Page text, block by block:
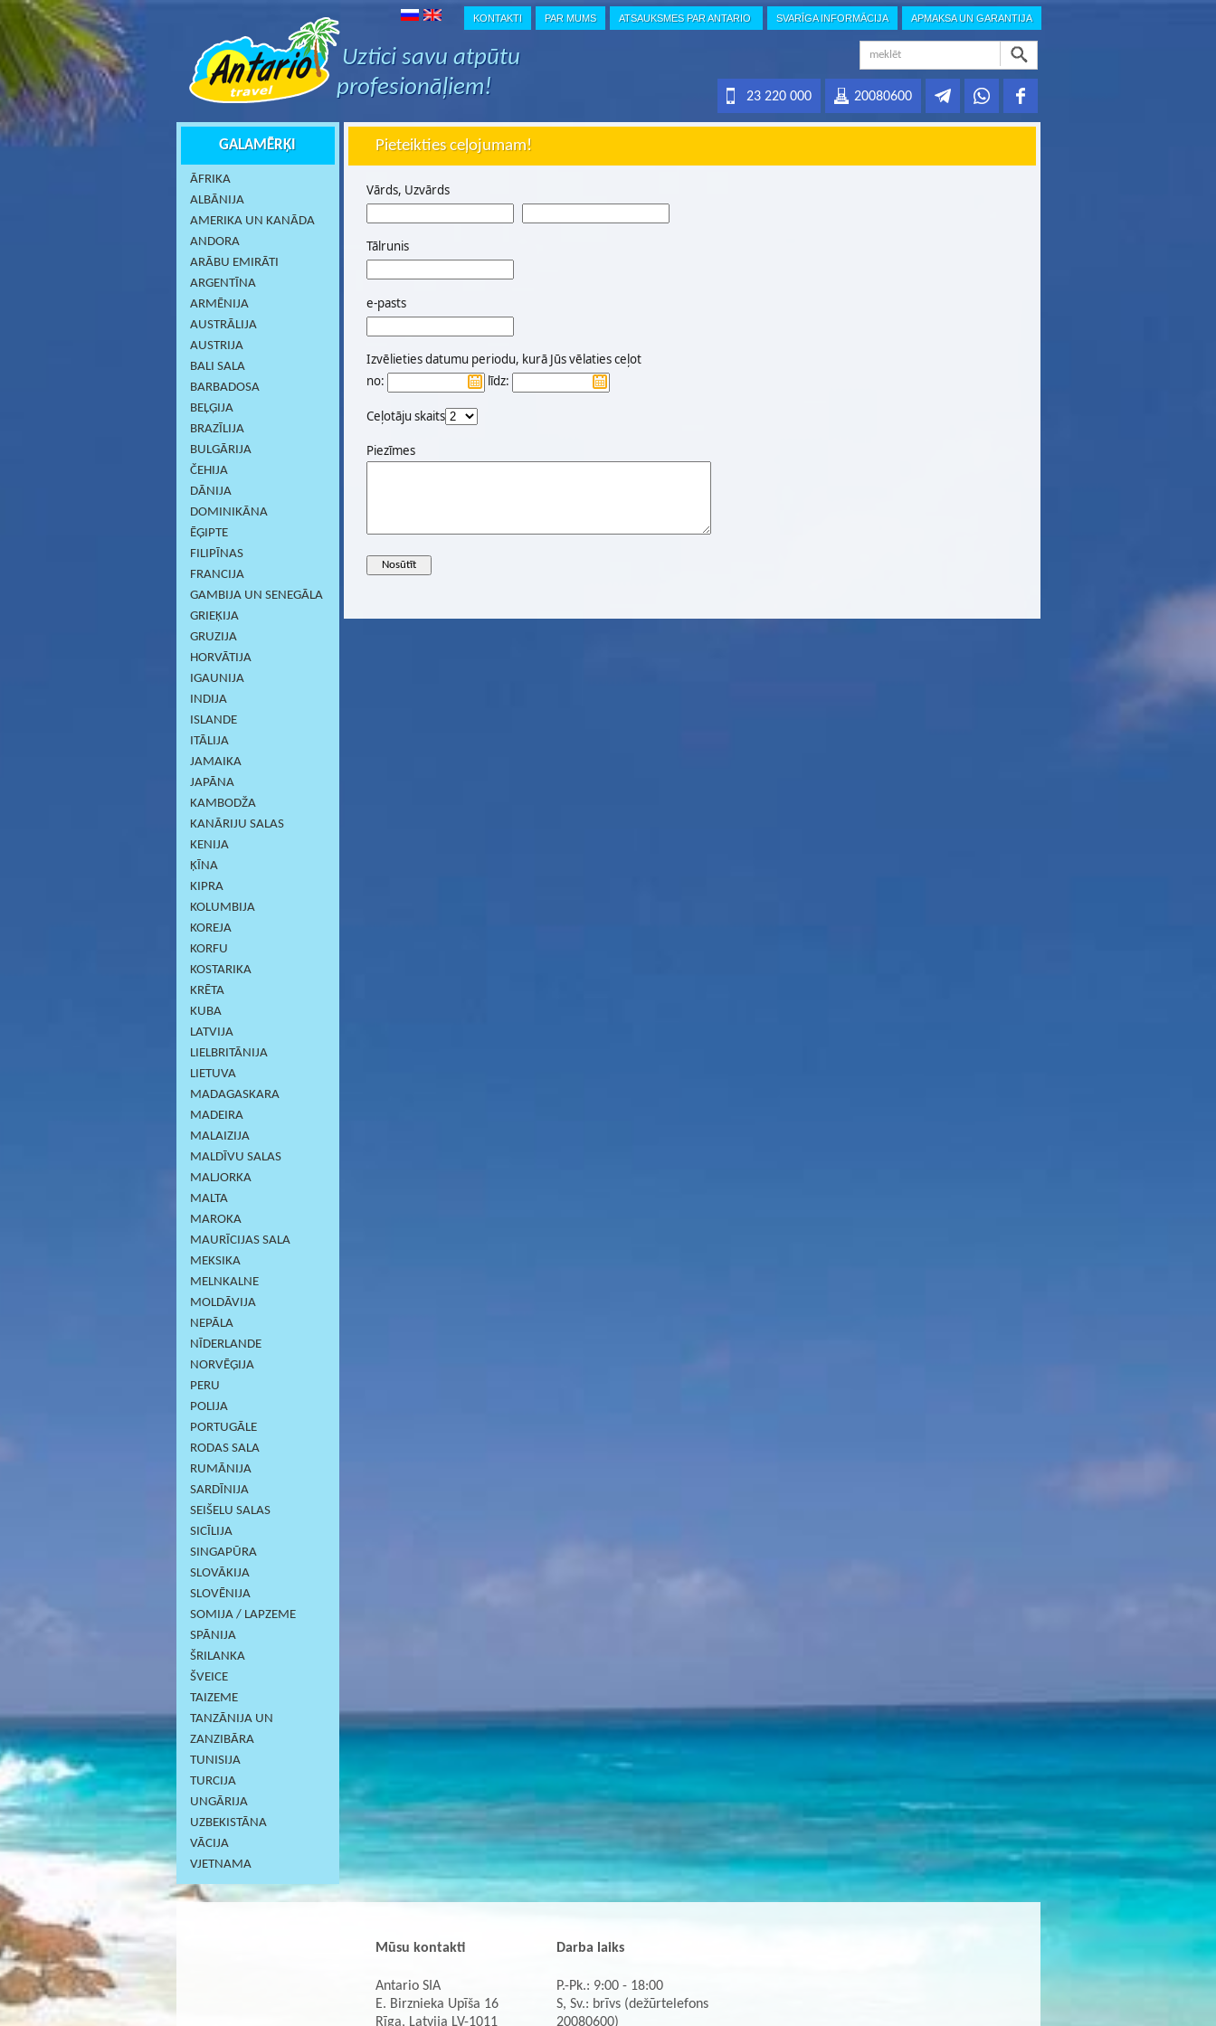
KONTAKTI PAR MUMS ATSAUKSMES PAR ANTARIO SVARĪGA INFORMĀCIJA APMAKSA UN GARANTIJA
Uztici savu atpūtu
profesionāļiem!
20080600
23 220 000
GALAMĒRĶI
ĀFRIKA
ALBĀNIJA
AMERIKA UN KANĀDA
ANDORA
ARĀBU EMIRĀTI
ARGENTĪNA
ARMĒNIJA
AUSTRĀLIJA
AUSTRIJA
BALI SALA
BARBADOSA
BEĻĢIJA
BRAZĪLIJA
BULGĀRIJA
ČEHIJA
DĀNIJA
DOMINIKĀNA
ĒĢIPTE
FILIPĪNAS
FRANCIJA
GAMBIJA UN SENEGĀLA
GRIEĶIJA
GRUZIJA
HORVĀTIJA
IGAUNIJA
INDIJA
ISLANDE
ITĀLIJA
JAMAIKA
JAPĀNA
KAMBODŽA
KANĀRIJU SALAS
KENIJA
ĶĪNA
KIPRA
KOLUMBIJA
KOREJA
KORFU
KOSTARIKA
KRĒTA
KUBA
LATVIJA
LIELBRITĀNIJA
LIETUVA
MADAGASKARA
MADEIRA
MALAIZIJA
MALDĪVU SALAS
MALJORKA
MALTA
MAROKA
MAURĪCIJAS SALA
MEKSIKA
MELNKALNE
MOLDĀVIJA
NEPĀLA
NĪDERLANDE
NORVĒĢIJA
PERU
POLIJA
PORTUGĀLE
RODAS SALA
RUMĀNIJA
SARDĪNIJА
SEIŠELU SALAS
SICĪLIJA
SINGAPŪRA
SLOVĀKIJA
SLOVĒNIJA
SOMIJA / LAPZEME
SPĀNIJA
ŠRILANKA
ŠVEICE
TAIZEME
TANZĀNIJA UN
ZANZIBĀRA
TUNISIJA
TURCIJA
UNGĀRIJA
UZBEKISTĀNA
VĀCIJA
VJETNAMA
Pieteikties ceļojumam!
Vārds, Uzvārds
Tālrunis
e-pasts
Izvēlieties datumu periodu, kurā Jūs vēlaties ceļot
no:
līdz:
Ceļotāju skaits
Piezīmes
Mūsu kontakti
Antario SIA
E. Birznieka Upīša 16
Rīga, Latvija LV-1011
Darba laiks
P.-Pk.: 9:00 - 18:00
S, Sv.: brīvs (dežūrtelefons
20080600)